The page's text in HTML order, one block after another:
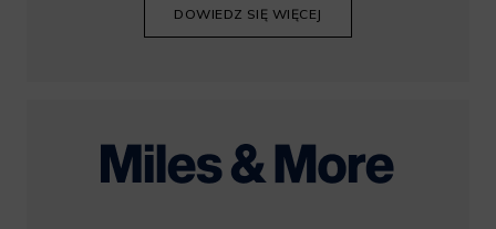
DOWIEDZ SIĘ WIĘCEJ